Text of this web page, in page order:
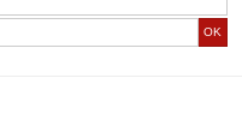
OK